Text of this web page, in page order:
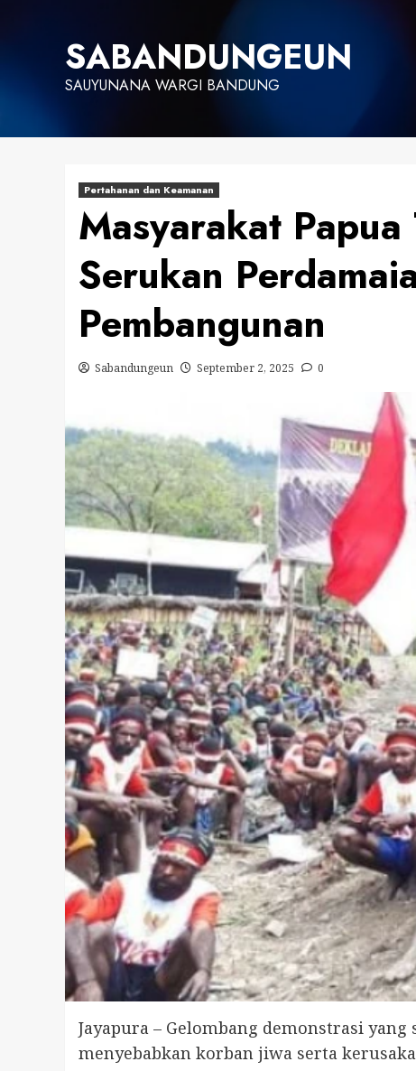
SABANDUNGEUN
SAUYUNANA WARGI BANDUNG
Pertahanan dan Keamanan
Masyarakat
Serukan
Pembangunan
Sabandungeun September 2, 2025 0
Jayapura – Gelombang demonstrasi
menyebabkan korban jiwa serta